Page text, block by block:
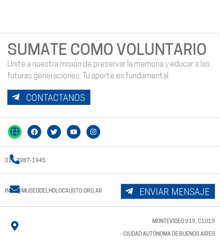
SUMATE COMO VOLUNTARIO
Unite a nuestra misión de preservar la memoria y educar a las
futuras generaciones. Tu aporte es fundamental.
CONTACTANOS
011 3987-1945
INFO@MUSEODELHOLOCAUSTO.ORG.AR ENVIAR MENSAJE
MONTEVIDEO 919, C1019
- CIUDAD AUTÓNOMA DE BUENOS AIRES